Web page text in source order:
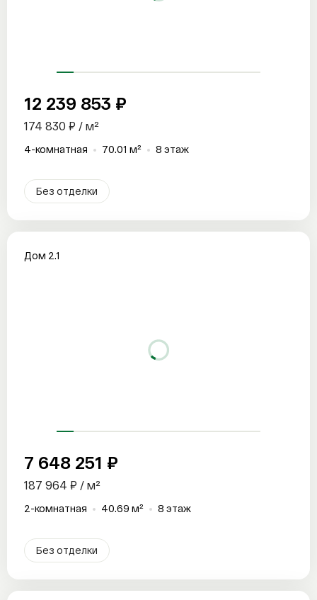
12 239 853 ₽
174 830 ₽ / м²
4-комнатная 70.01 м² 8 этаж
Без отделки
Дом 2.1
7 648 251 ₽
187 964 ₽ / м²
2-комнатная 40.69 м² 8 этаж
Без отделки